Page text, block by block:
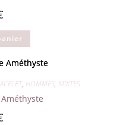
, HOMMES, MIXTES